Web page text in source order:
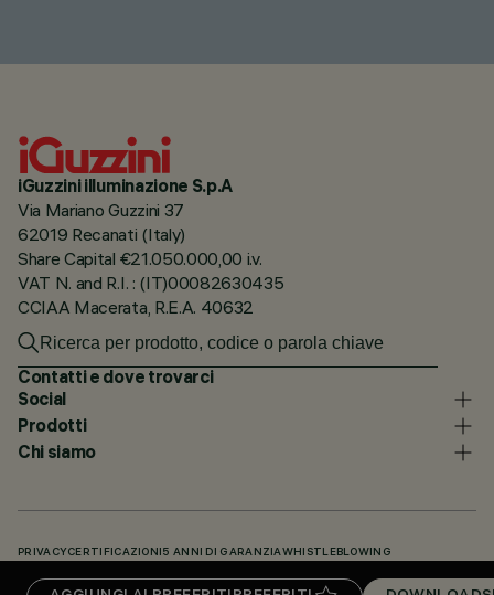
iGuzzini illuminazione S.p.A
Via Mariano Guzzini 37
62019 Recanati (Italy)
Share Capital €21.050.000,00 i.v.
VAT N. and R.I. : (IT)00082630435
CCIAA Macerata, R.E.A. 40632
Contatti e dove trovarci
Social
Prodotti
Chi siamo
PRIVACY CERTIFICAZIONI 5 ANNI DI GARANZIAWHISTLEBLOWING